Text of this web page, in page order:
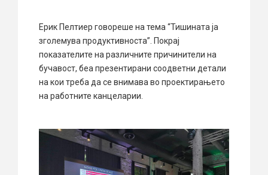
Ерик Пелтиер говореше на тема “Тишината ја
зголемува продуктивноста”. Покрај
показателите на различните причинители на
бучавост, беа презентирани соодветни детали
на кои треба да се внимава во проектирањето
на работните канцеларии.